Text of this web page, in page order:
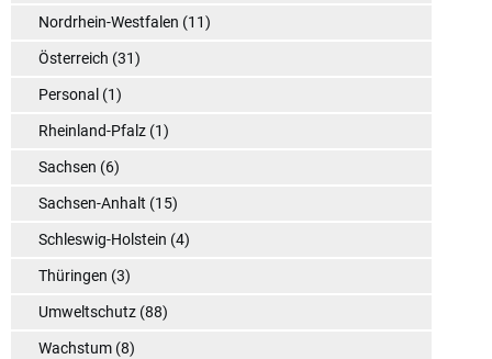
Nordrhein-Westfalen (11)
Österreich (31)
Personal (1)
Rheinland-Pfalz (1)
Sachsen (6)
Sachsen-Anhalt (15)
Schleswig-Holstein (4)
Thüringen (3)
Umweltschutz (88)
Wachstum (8)